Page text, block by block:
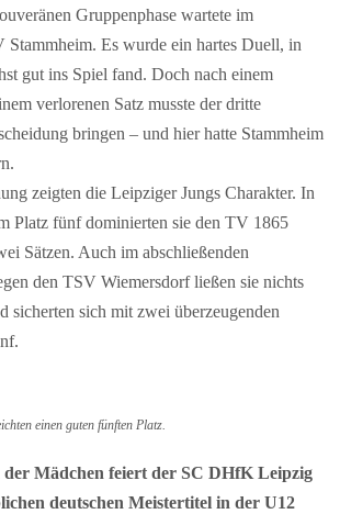
Gruppenphase wartete im
Es wurde ein hartes Duell, in
gut ins Spiel fand. Doch nach einem
verlorenen Satz musste der dritte
bringen – und hier hatte Stammheim
zeigten die Leipziger Jungs Charakter. In
Platz fünf dominierten sie den TV 1865
Sätzen. Auch im abschließenden
den TSV Wiemersdorf ließen sie nichts
sicherten sich mit zwei überzeugenden
einen guten fünften Platz.
Mädchen feiert der SC DHfK Leipzig
deutschen Meistertitel in der U12